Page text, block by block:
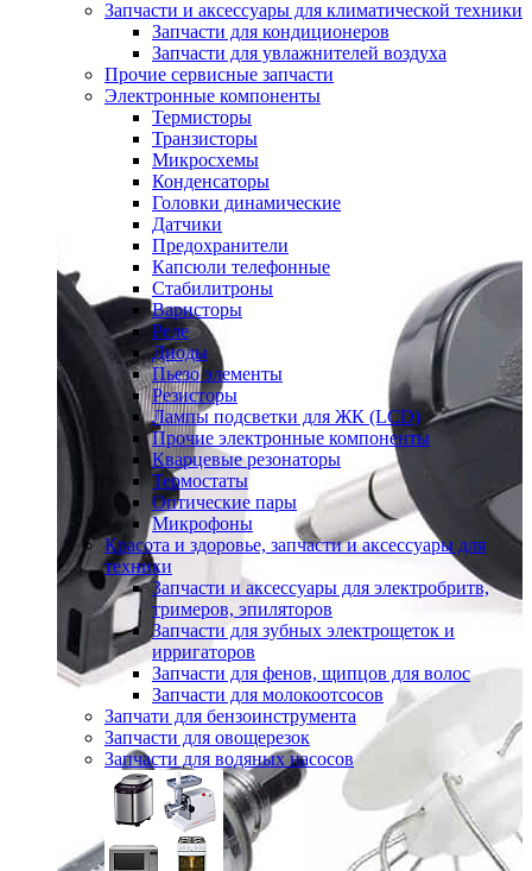
Запчасти и аксессуары для климатической техники
Запчасти для кондиционеров
Запчасти для увлажнителей воздуха
Прочие сервисные запчасти
Электронные компоненты
Термисторы
Транзисторы
Микросхемы
Конденсаторы
Головки динамические
Датчики
Предохранители
Капсюли телефонные
Стабилитроны
Варисторы
Реле
Диоды
Пьезо элементы
Резисторы
Лампы подсветки для ЖК (LCD)
Прочие электронные компоненты
Кварцевые резонаторы
Термостаты
Оптические пары
Микрофоны
Красота и здоровье, запчасти и аксессуары для
техники
Запчасти и аксессуары для электробритв,
тримеров, эпиляторов
Запчасти для зубных электрощеток и
ирригаторов
Запчасти для фенов, щипцов для волос
Запчасти для молокоотсосов
Запчати для бензоинструмента
Запчасти для овощерезок
Запчасти для водяных насосов